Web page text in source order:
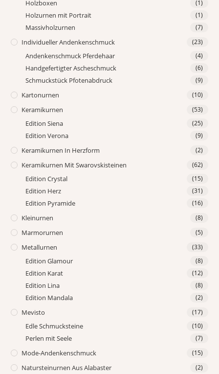
Holzboxen (1)
Holzurnen mit Portrait (1)
Massivholzurnen (7)
Individueller Andenkenschmuck (23)
Andenkenschmuck Pferdehaar (4)
Handgefertigter Ascheschmuck (6)
Schmuckstück Pfotenabdruck (9)
Kartonurnen (10)
Keramikurnen (53)
Edition Siena (25)
Edition Verona (9)
Keramikurnen In Herzform (2)
Keramikurnen Mit Swarovskisteinen (62)
Edition Crystal (15)
Edition Herz (31)
Edition Pyramide (16)
Kleinurnen (8)
Marmorurnen (5)
Metallurnen (33)
Edition Glamour (8)
Edition Karat (12)
Edition Lina (8)
Edition Mandala (2)
Mevisto (17)
Edle Schmucksteine (10)
Perlen mit Seele (7)
Mode-Andenkenschmuck (15)
Natursteinurnen Aus Alabaster (2)